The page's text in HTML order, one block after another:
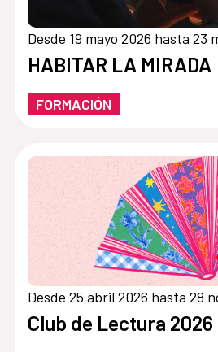
Desde 19 mayo 2026 hasta 23
HABITAR LA MIRADA
FORMACIÓN
Desde 25 abril 2026 hasta 28
Club de Lectura 2026